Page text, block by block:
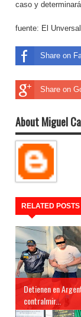
caso y
fuente: El Unversal
Share on
Share on
About Miguel
RELATED POSTS
Detienen en
contralmir...